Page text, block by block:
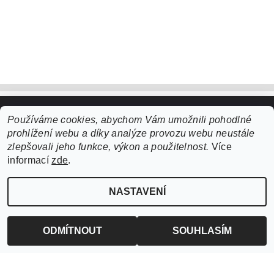
2026 ©ZooLife.cz, všechna práva vyhrazenaUpravit nastavení cookies
Vytvořil Shoptet
Používáme cookies, abychom Vám umožnili pohodlné
prohlížení webu a díky analýze provozu webu neustále
zlepšovali jeho funkce, výkon a použitelnost. Více
informacízde.
NASTAVENÍ
ODMÍTNOUT SOUHLASÍM